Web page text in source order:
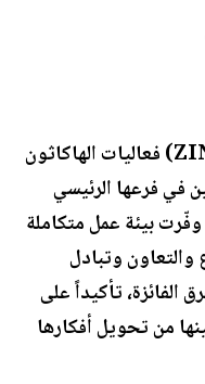
واستضافت منصّة زين للإبداع (ZINC) فعاليات الهاكاثون
في فرعها الرئيسي
بيئة عمل متكاملة
وتبادل
الفائزة، تأكيداً على
من تحويل أفكارها